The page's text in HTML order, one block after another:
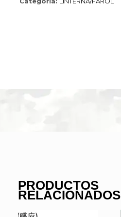
LED
PRODUCTOS
RELACIONADOS